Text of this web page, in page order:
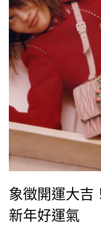
象徵開運大吉
新年好運氣